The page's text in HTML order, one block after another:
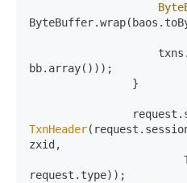
bb.array()));
TxnHeader
zxid,
request.type));